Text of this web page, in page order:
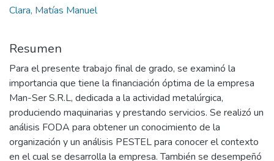
Clara, Matías Manuel
Resumen
Para el presente trabajo final de grado, se examinó la
importancia que tiene la financiación óptima de la empresa
Man-Ser S.R.L, dedicada a la actividad metalúrgica,
produciendo maquinarias y prestando servicios. Se realizó un
análisis FODA para obtener un conocimiento de la
organización y un análisis PESTEL para conocer el contexto
en el cual se desarrolla la empresa. También se desempeñó